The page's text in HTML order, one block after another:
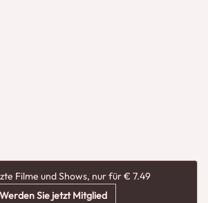
Filme und Shows, nur für € 7.49
Werden Sie jetzt Mitglied